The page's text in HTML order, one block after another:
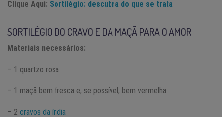
Clique Aqui: Sortilégio: descubra do que se trata
SORTILÉGIO DO CRAVO E DA MAÇÃ PARA O AMOR
Materiais necessários:
– 1 quartzo rosa
– 1 maçã bem fresca e, se possível, bem vermelha
– 2 cravos da índia